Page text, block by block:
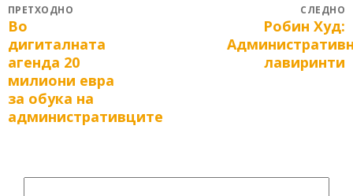
Post
navigation
ПРЕТХОДНО
Previous
post:
Во
дигиталната
агенда 20
милиони евра
за обука на
административците
СЛЕДНО
post:
Робин Худ:
лавиринти